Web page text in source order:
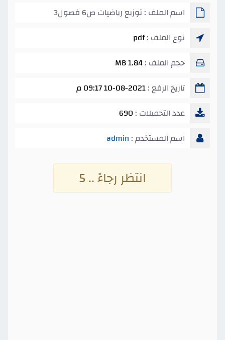
اسم الملف : توزيع رياضيات ص6 فصول3
نوع الملف :pdf
حجم الملف :1.84 MB
تاريخ الرفع :10-08-2021 09:17 م
عدد التحميلات : 690
اسم المستخدم : admin
انتظر رجاءً .. 4